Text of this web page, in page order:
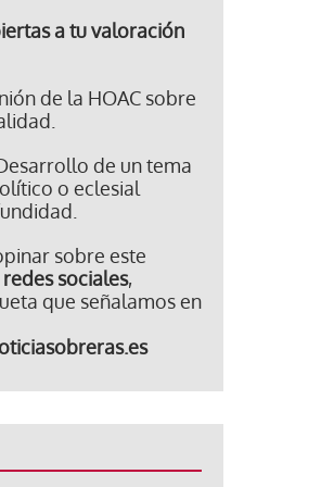
a tu valoración
de la HOAC sobre
de un tema
o eclesial
sobre este
redes sociales,
que señalamos en